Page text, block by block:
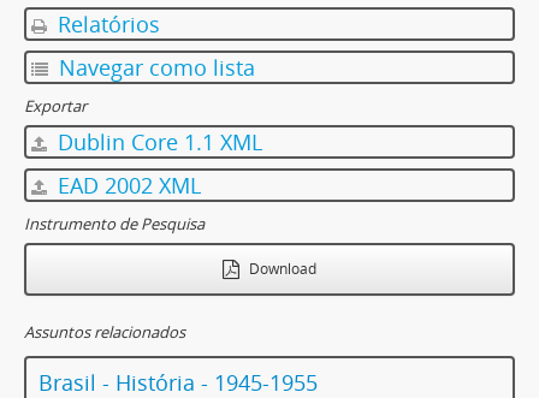
Relatórios
Navegar como lista
Exportar
Dublin Core 1.1 XML
EAD 2002 XML
Instrumento de Pesquisa
Download
Assuntos relacionados
Brasil - História - 1945-1955